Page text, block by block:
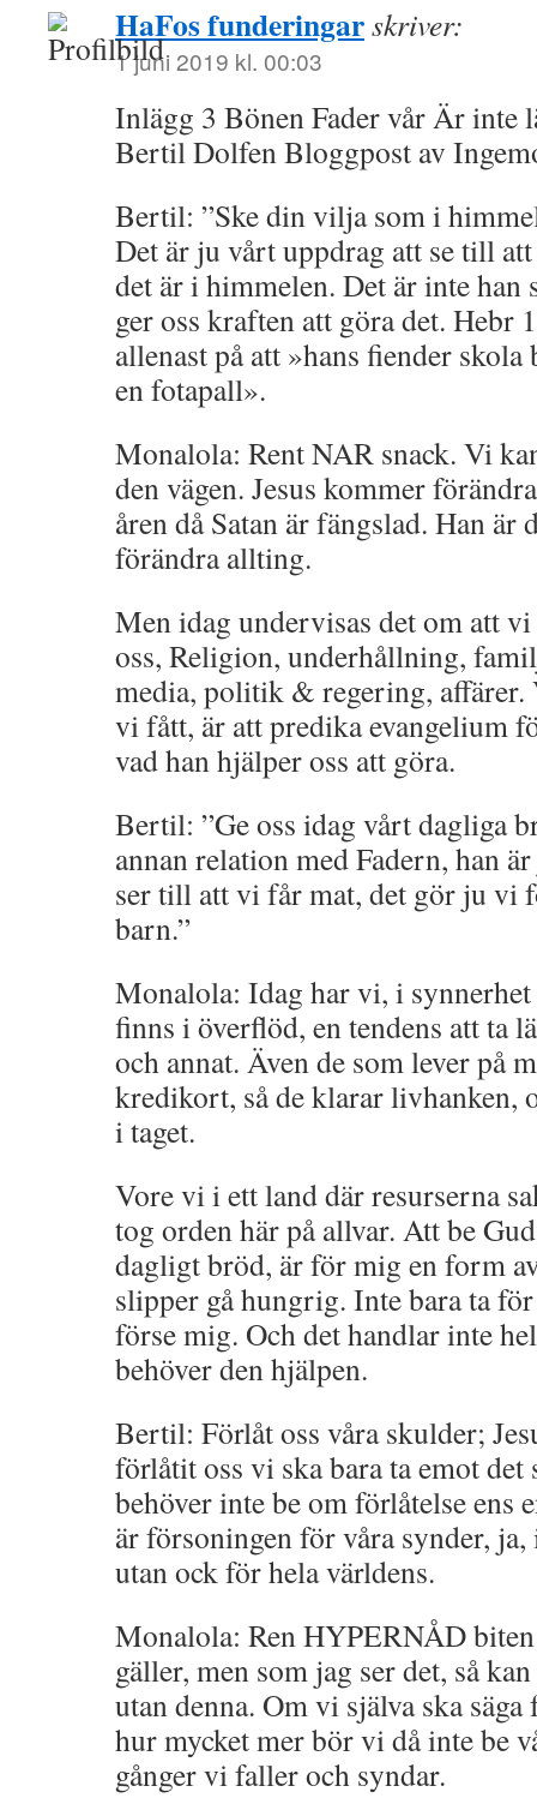
HaFos funderingarskriver:
1 juni 2019 kl. 00:03
Inlägg 3 Bönen Fader vår Är inte
Bertil Dolfen Bloggpost av
Bertil: ”Ske din vilja som i
Det är ju vårt uppdrag att se till
det är i himmelen. Det är inte han
ger oss kraften att göra det. Hebr
allenast på att »hans fiender
en fotapall».
Monalola: Rent NAR snack. Vi
den vägen. Jesus kommer
åren då Satan är fängslad. Han är
förändra allting.
Men idag undervisas det om att
oss, Religion, underhållning,
media, politik & regering, affärer.
vi fått, är att predika evangelium
vad han hjälper oss att göra.
Bertil: ”Ge oss idag vårt dagliga
annan relation med Fadern, han
ser till att vi får mat, det gör ju vi
barn.”
Monalola: Idag har vi, i
finns i överflöd, en tendens att ta
och annat. Även de som lever på
kredikort, så de klarar livhanken,
i taget.
Vore vi i ett land där resurserna
tog orden här på allvar. Att be
dagligt bröd, är för mig en form
slipper gå hungrig. Inte bara ta
förse mig. Och det handlar inte
behöver den hjälpen.
Bertil: Förlåt oss våra skulder;
förlåtit oss vi ska bara ta emot det
behöver inte be om förlåtelse ens
är försoningen för våra synder,
utan ock för hela världens.
Monalola: Ren HYPERNÅD
gäller, men som jag ser det, så
utan denna. Om vi själva ska
hur mycket mer bör vi då inte be
gånger vi faller och syndar.